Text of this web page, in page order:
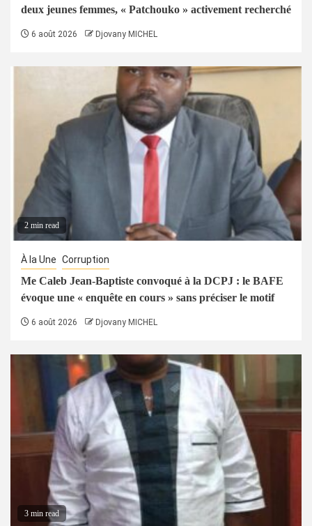
deux jeunes femmes, « Patchouko » activement recherché
6 août 2026 Djovany MICHEL
2 min read
À la Une Corruption
Me Caleb Jean-Baptiste convoqué à la DCPJ : le BAFE
évoque une « enquête en cours » sans préciser le motif
6 août 2026 Djovany MICHEL
3 min read